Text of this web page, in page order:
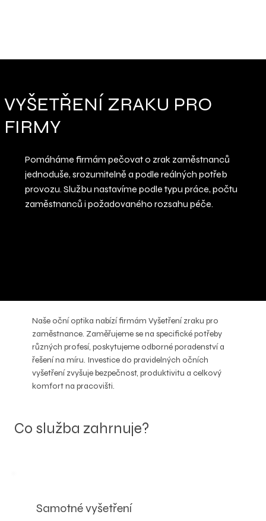
VYŠETŘENÍ ZRAKU PRO
FIRMY
Pomáháme firmám pečovat o zrak zaměstnanců
jednoduše, srozumitelně a podle reálných potřeb
provozu. Službu nastavíme podle typu práce, počtu
zaměstnanců i požadovaného rozsahu péče.
Naše oční optika nabízí firmám Vyšetření zraku pro
zaměstnance. Zaměřujeme se na specifické potřeby
různých profesí, poskytujeme odborné poradenství a
řešení na míru. Investice do pravidelných očních
vyšetření zvyšuje bezpečnost, produktivitu a celkový
komfort na pracovišti.
Co služba zahrnuje?
Samotné vyšetření